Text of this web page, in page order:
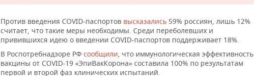
Против введения COVID-паспортов высказались 59% россиян, лишь 12%
считает, что такие меры необходимы. Среди переболевших и
привившихся идею о введении COVID-паспортов поддерживает 18%.
В Роспотребнадзоре РФ сообщили, что иммунологическая эффективность
вакцины от COVID-19 «ЭпиВакКорона» составила 100% по результатам
первой и второй фаз клинических испытаний.